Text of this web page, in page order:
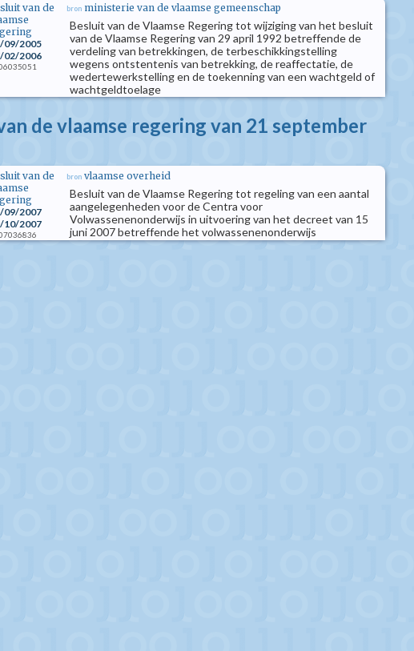
van de
09/2005
02/2006
bron ministerie van de vlaamse gemeenschap
Besluit van de Vlaamse Regering tot wijziging van het besluit
van de Vlaamse Regering van 29 april 1992 betreffende de
verdeling van betrekkingen, de terbeschikkingstelling
wegens ontstentenis van betrekking, de reaffectatie, de
wedertewerkstelling en de toekenning van een wachtgeld of
wachtgeldtoelage
de vlaamse regering van 21 september
van de
09/2007
10/2007
bron vlaamse overheid
Besluit van de Vlaamse Regering tot regeling van een aantal
aangelegenheden voor de Centra voor
Volwassenenonderwijs in uitvoering van het decreet van 15
juni 2007 betreffende het volwassenenonderwijs